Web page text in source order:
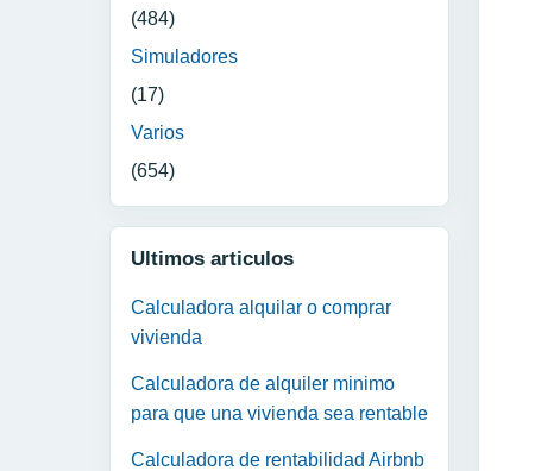
(484)
Simuladores
(17)
Varios
(654)
Ultimos articulos
Calculadora alquilar o comprar
vivienda
Calculadora de alquiler minimo
para que una vivienda sea rentable
Calculadora de rentabilidad Airbnb